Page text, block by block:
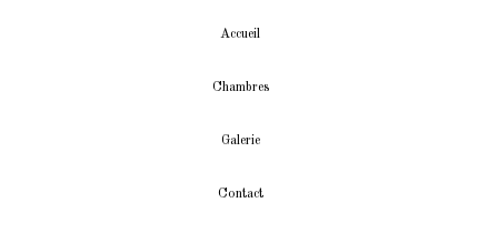
Accueil
Chambres
Galerie
Contact